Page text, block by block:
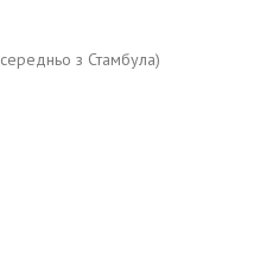
з Стамбула)